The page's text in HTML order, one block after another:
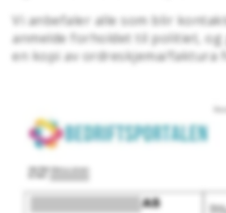
Vi anbefaler alle som blir
anmelde forholdet til politiet, og
en kopi av ordreskjema/faktura